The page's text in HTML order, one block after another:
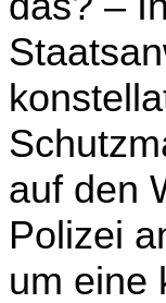
auf den
Polizei
um eine